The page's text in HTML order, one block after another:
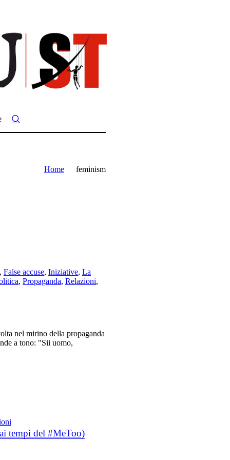
Home feminism
,False accuse,Iniziative,La
,Propaganda,Relazioni,
nel mirino della propaganda
a tono: "Sii uomo,
tempi del #MeToo)